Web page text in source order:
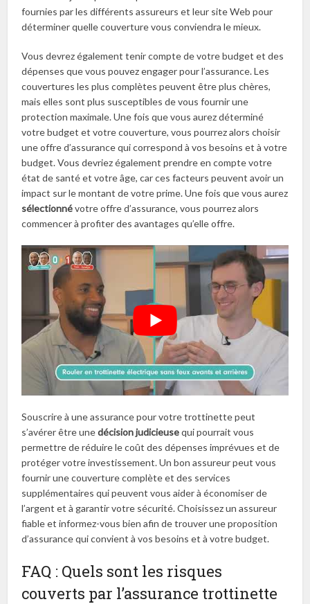
fournies par les différents assureurs et leur site Web pour
déterminer quelle couverture vous conviendra le mieux.
Vous devrez également tenir compte de votre budget et des
dépenses que vous pouvez engager pour l’assurance. Les
couvertures les plus complètes peuvent être plus chères,
mais elles sont plus susceptibles de vous fournir une
protection maximale. Une fois que vous aurez déterminé
votre budget et votre couverture, vous pourrez alors choisir
une offre d’assurance qui correspond à vos besoins et à votre
budget. Vous devriez également prendre en compte votre
état de santé et votre âge, car ces facteurs peuvent avoir un
impact sur le montant de votre prime. Une fois que vous aurez
sélectionnévotre offre d’assurance, vous pourrez alors
commencer à profiter des avantages qu’elle offre.
Souscrire à une assurance pour votre trottinette peut
s’avérer être unedécision judicieusequi pourrait vous
permettre de réduire le coût des dépenses imprévues et de
protéger votre investissement. Un bon assureur peut vous
fournir une couverture complète et des services
supplémentaires qui peuvent vous aider à économiser de
l’argent et à garantir votre sécurité. Choisissez un assureur
fiable et informez-vous bien afin de trouver une proposition
d’assurance qui convient à vos besoins et à votre budget.
FAQ : Quels sont les risques
couverts par l’assurance trottinette